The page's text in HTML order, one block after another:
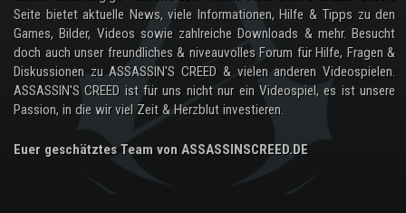
Seite bietet aktuelle News, viele Informationen, Hilfe & Tipps zu den
Games, Bilder, Videos sowie zahlreiche Downloads & mehr. Besucht
doch auch unser freundliches & niveauvolles Forum für Hilfe, Fragen &
Diskussionen zu ASSASSIN'S CREED & vielen anderen Videospielen.
ASSASSIN'S CREED ist für uns nicht nur ein Videospiel, es ist unsere
Passion, in die wir viel Zeit & Herzblut investieren.
Euer geschätztes Team von ASSASSINSCREED.DE